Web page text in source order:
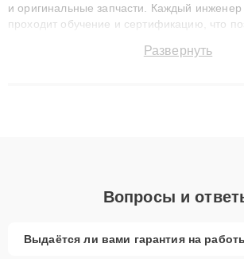
и оригинальные запчасти. Каждый инженер
проходит обучение и сертификацию, что
сохранением гарантии до 3 лет. Наши
Развернуть
Вопросы и
Выдаётся ли вами гарантия на